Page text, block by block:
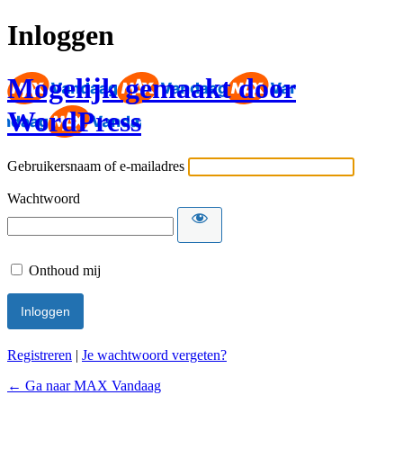
Inloggen
Mogelijk gemaakt door
WordPress
Gebruikersnaam of e-mailadres
Wachtwoord
Onthoud mij
Registreren | Je wachtwoord vergeten?
← Ga naar MAX Vandaag